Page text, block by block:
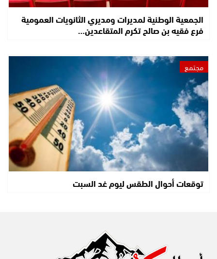
الجمعية الوطنية لمديرات ومديري الثانويات العمومية
فرع فقيه بن صالح تكرم المتقاعدين…
مجتمع
توقعات أحوال الطقس ليوم غد السبت